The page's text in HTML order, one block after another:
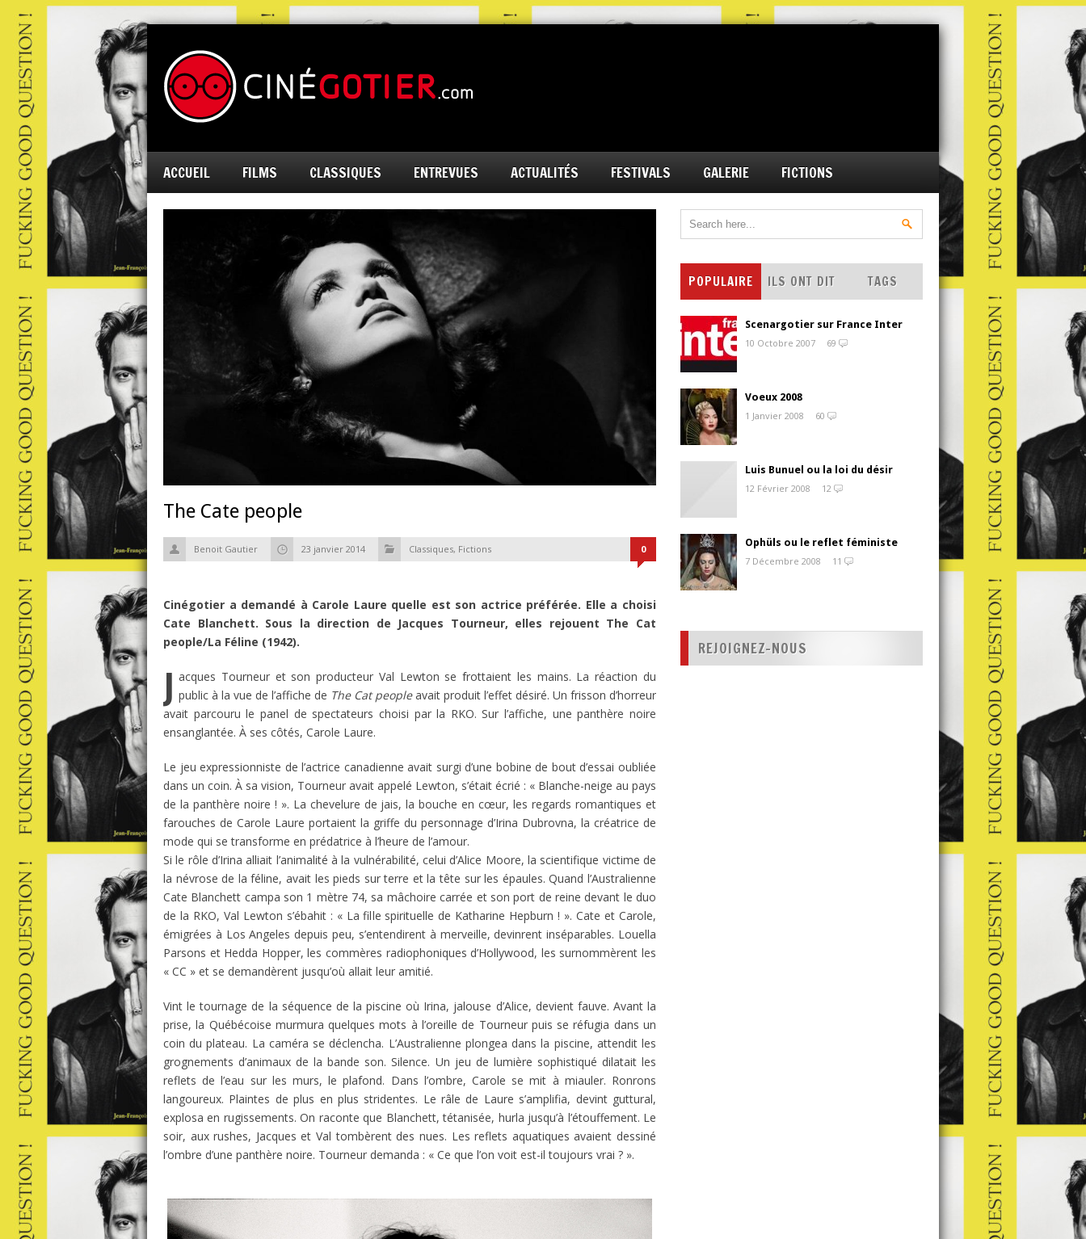
ACCUEIL FILMS CLASSIQUES ENTREVUES ACTUALITÉS FESTIVALS GALERIE FICTIONS
The Cate people
Benoit Gautier 23 janvier 2014 Classiques, Fictions 0
Cinégotier a demandé à Carole Laure quelle est son actrice préférée. Elle a choisi
Cate Blanchett. Sous la direction de Jacques Tourneur, elles rejouent The Cat
people/La Féline (1942).
J acques Tourneur et son producteur Val Lewton se frottaient les mains. La réaction du
public à la vue de l’affiche de The Cat peopleavait produit l’effet désiré. Un frisson d’horreur
avait parcouru le panel de spectateurs choisi par la RKO. Sur l’affiche, une panthère noire
ensanglantée. À ses côtés, Carole Laure.
Le jeu expressionniste de l’actrice canadienne avait surgi d’une bobine de bout d’essai oubliée
dans un coin. À sa vision, Tourneur avait appelé Lewton, s’était écrié : « Blanche-neige au pays
de la panthère noire ! ». La chevelure de jais, la bouche en cœur, les regards romantiques et
farouches de Carole Laure portaient la griffe du personnage d’Irina Dubrovna, la créatrice de
mode qui se transforme en prédatrice à l’heure de l’amour.
Si le rôle d’Irina alliait l’animalité à la vulnérabilité, celui d’Alice Moore, la scientifique victime de
la névrose de la féline, avait les pieds sur terre et la tête sur les épaules. Quand l’Australienne
Cate Blanchett campa son 1 mètre 74, sa mâchoire carrée et son port de reine devant le duo
de la RKO, Val Lewton s’ébahit : « La fille spirituelle de Katharine Hepburn ! ». Cate et Carole,
émigrées à Los Angeles depuis peu, s’entendirent à merveille, devinrent inséparables. Louella
Parsons et Hedda Hopper, les commères radiophoniques d’Hollywood, les surnommèrent les
« CC » et se demandèrent jusqu’où allait leur amitié.
Vint le tournage de la séquence de la piscine où Irina, jalouse d’Alice, devient fauve. Avant la
prise, la Québécoise murmura quelques mots à l’oreille de Tourneur puis se réfugia dans un
coin du plateau. La caméra se déclencha. L’Australienne plongea dans la piscine, attendit les
grognements d’animaux de la bande son. Silence. Un jeu de lumière sophistiqué dilatait les
reflets de l’eau sur les murs, le plafond. Dans l’ombre, Carole se mit à miauler. Ronrons
langoureux. Plaintes de plus en plus stridentes. Le râle de Laure s’amplifia, devint guttural,
explosa en rugissements. On raconte que Blanchett, tétanisée, hurla jusqu’à l’étouffement. Le
soir, aux rushes, Jacques et Val tombèrent des nues. Les reflets aquatiques avaient dessiné
l’ombre d’une panthère noire. Tourneur demanda : « Ce que l’on voit est-il toujours vrai ? ».
POPULAIRE ILS ONT DIT TAGS
Scenargotier sur France Inter
10 Octobre 2007
69
Voeux 2008
1 Janvier 2008
60
Luis Bunuel ou la loi du désir
12 Février 2008
12
Ophüls ou le reflet féministe
7 Décembre 2008
11
REJOIGNEZ-NOUS